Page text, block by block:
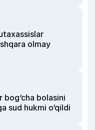
olmay
bog‘cha bolasini
sud hukmi o‘qildi